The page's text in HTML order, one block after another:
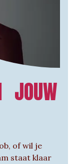
JOUW
of wil je
staat klaar